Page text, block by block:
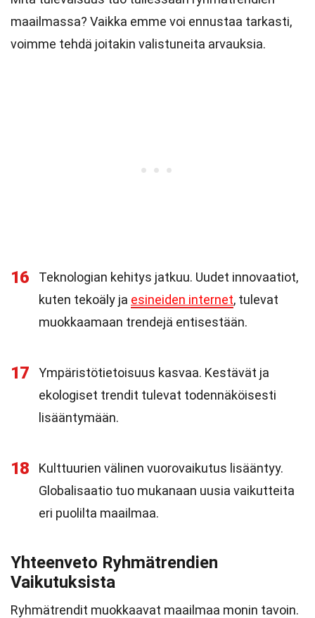
maailmassa? Vaikka emme voi ennustaa tarkasti,
voimme tehdä joitakin valistuneita arvauksia.
16
Teknologian kehitys jatkuu. Uudet innovaatiot,
kuten tekoäly ja esineiden internet, tulevat
muokkaamaan trendejä entisestään.
17
Ympäristötietoisuus kasvaa. Kestävät ja
ekologiset trendit tulevat todennäköisesti
lisääntymään.
18
Kulttuurien välinen vuorovaikutus lisääntyy.
Globalisaatio tuo mukanaan uusia vaikutteita
eri puolilta maailmaa.
Yhteenveto Ryhmätrendien
Vaikutuksista
Ryhmätrendit muokkaavat maailmaa monin tavoin.